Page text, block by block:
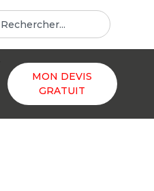
MON DEVIS
GRATUIT